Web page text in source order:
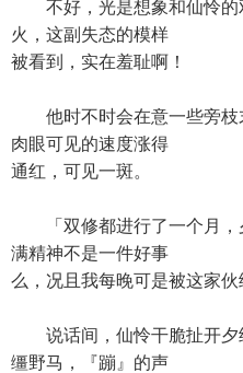
不好，光是想象和仙怜的
火，这副失态的模样
被看到，实在羞耻啊！
他时不时会在意一些旁枝
肉眼可见的速度涨得
通红，可见一斑。
「双修都进行了一个月，
满精神不是一件好事
么，况且我每晚可是被这家伙
说话间，仙怜干脆扯开夕
缰野马，『蹦』的声